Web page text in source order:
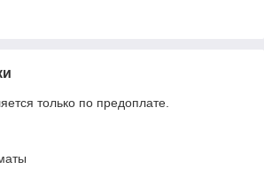
только по предоплате.